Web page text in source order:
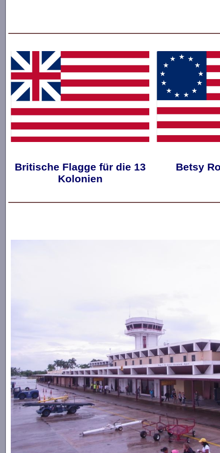
Britische Flagge für die 13
Kolonien
Betsy